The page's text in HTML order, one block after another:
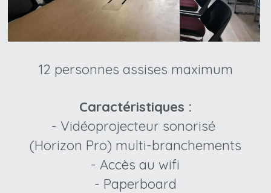
12 personnes assises maximum
Caractéristiques :
- Vidéoprojecteur sonorisé
(Horizon Pro) multi-branchements
- Accès au wifi
- Paperboard